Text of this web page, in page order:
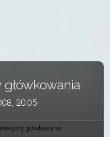
20:05
gody główkowania